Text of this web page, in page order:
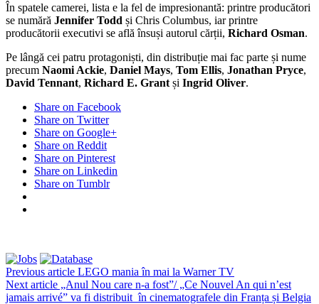
În spatele camerei, lista e la fel de impresionantă: printre producători
se numără Jennifer Todd și Chris Columbus, iar printre
producătorii executivi se află însuși autorul cărții, Richard Osman.
Pe lângă cei patru protagoniști, din distribuție mai fac parte și nume
precum Naomi Ackie, Daniel Mays, Tom Ellis, Jonathan Pryce,
David Tennant, Richard E. Grant și Ingrid Oliver.
Share on Facebook
Share on Twitter
Share on Google+
Share on Reddit
Share on Pinterest
Share on Linkedin
Share on Tumblr
Previous article LEGO mania în mai la Warner TV
Next article „Anul Nou care n-a fost”/ „Ce Nouvel An qui n’est
jamais arrivé” va fi distribuit în cinematografele din Franța și Belgia